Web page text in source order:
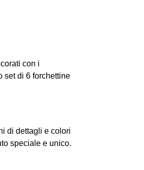
con i
set di 6 forchettine
di dettagli e colori
speciale e unico.